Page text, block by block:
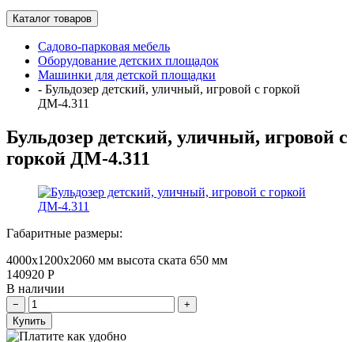
Каталог товаров
Садово-парковая мебель
Оборудование детских площадок
Машинки для детской площадки
- Бульдозер детский, уличный, игровой с горкой
ДМ-4.311
Бульдозер детский, уличный, игровой с
горкой ДМ-4.311
Габаритные размеры:
4000х1200х2060 мм высота ската 650 мм
140920 Р
В наличии
Купить